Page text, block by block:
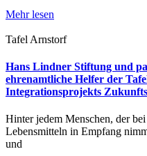
Mehr lesen
Tafel Arnstorf
Hans Lindner Stiftung und
ehrenamtliche Helfer der
Integrationsprojekts
Hinter jedem Menschen, der
Lebensmitteln in Empfang
und